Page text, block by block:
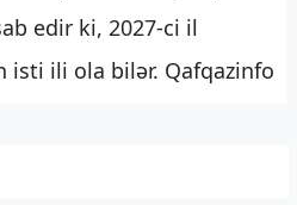
edir ki, 2027-ci il
isti ili ola bilər. Qafqazinfo